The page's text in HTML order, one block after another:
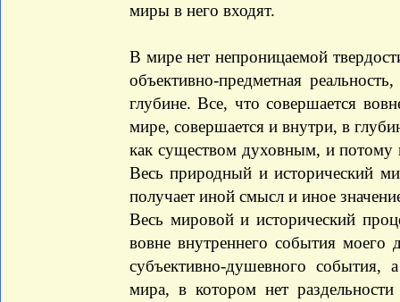
миры в него входят.
В мире нет непроницаемой
объективно-предметная
глубине. Все, что совершается
мире, совершается и внутри, в
как существом духовным, и
Весь природный и исторический
получает иной смысл и иное
Весь мировой и исторический
вовне внутреннего события
субъективно-душевного события,
мира, в котором нет